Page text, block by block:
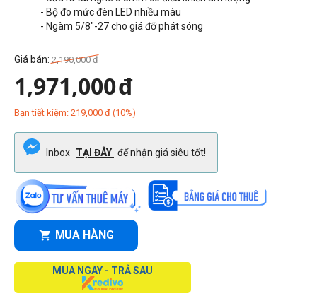
- Bộ đo mức đèn LED nhiều màu
- Ngàm 5/8"-27 cho giá đỡ phát sóng
Giá bán: 2,190,000 đ
1,971,000đ
Bạn tiết kiệm: 219,000 đ (10%)
Inbox TẠI ĐÂY để nhận giá siêu tốt!
MUA HÀNG
MUA NGAY - TRẢ SAU